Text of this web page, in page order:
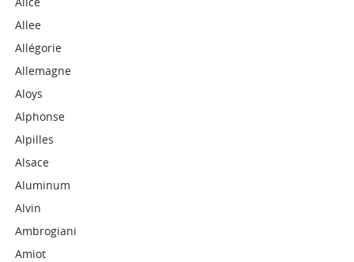
Allee
Allégorie
Allemagne
Aloys
Alphonse
Alpilles
Alsace
Aluminum
Alvin
Ambrogiani
Amiot